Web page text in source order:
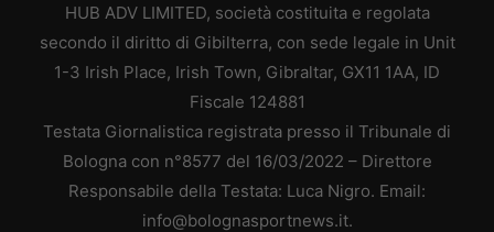
HUB ADV LIMITED, società costituita e regolata
secondo il diritto di Gibilterra, con sede legale in Unit
1-3 Irish Place, Irish Town, Gibraltar, GX11 1AA, ID
Fiscale 124881
Testata Giornalistica registrata presso il Tribunale di
Bologna con n°8577 del 16/03/2022 – Direttore
Responsabile della Testata: Luca Nigro. Email:
info@bolognasportnews.it.